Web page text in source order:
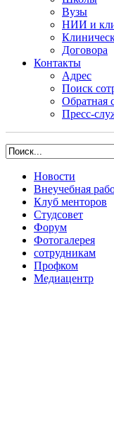
Вузы
НИИ и
Договора
Контакты
Адрес
Поиск
Обратная
Пресс-
Новости
Внеучебная
Клуб менторов
Студсовет
Форум
Фотогалерея
сотрудникам
Профком
Медиацентр